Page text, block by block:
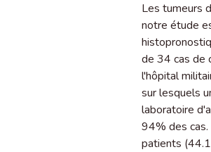
Les tumeurs
notre étude
de 34 cas de
l'hôpital
sur lesquels
laboratoire
94% des
patients